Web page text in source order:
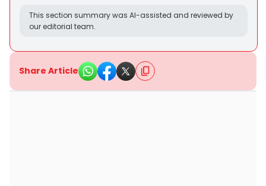
This section summary was AI-assisted and reviewed by
our editorial team.
Share Article